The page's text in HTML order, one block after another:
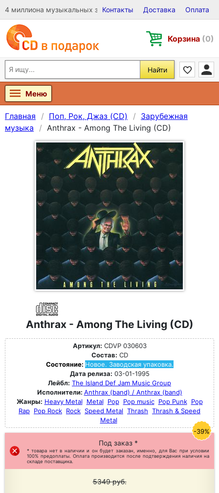
4 миллиона музыкальных записей на Виниле, CD и DVD
Контакты Доставка Оплата
Корзина (0)
Найти
Меню
Главная Поп, Рок, Джаз (CD)
Зарубежная
музыка
Anthrax - Among The Living (CD)
Anthrax - Among The Living (CD)
Артикул: CDVP 030603
Состав: CD
Состояние: Новое. Заводская упаковка.
Дата релиза: 03-01-1995
Лейбл: The Island Def Jam Music Group
Исполнители: Anthrax (band) / Anthrax (band)
Жанры: Heavy Metal Metal Pop Pop music Pop Punk Pop
Rap Pop Rock Rock Speed Metal Thrash Thrash & Speed
Metal
Под заказ *
* товара нет в наличии и он будет заказан, именно, для Вас при условии
100% предоплаты. Оплата производится после подтверждения наличия на
складе поставщика.
5349руб.
-39%